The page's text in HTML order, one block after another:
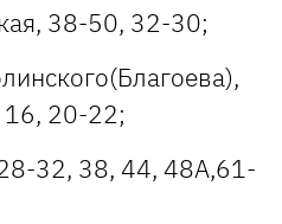
38-50, 32-30;
20-22;
32, 38, 44, 48А,61-